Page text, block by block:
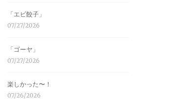
「エビ餃子」
07/27/2026
「ゴーヤ」
07/27/2026
楽しかった〜！
07/26/2026